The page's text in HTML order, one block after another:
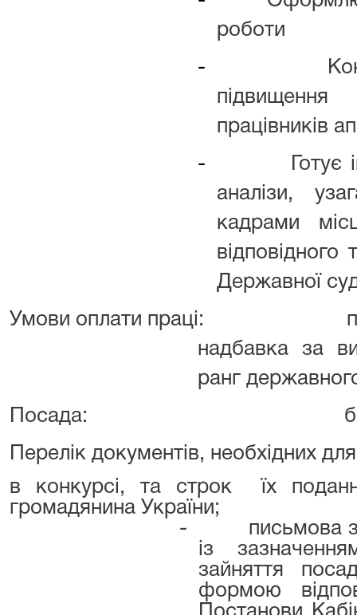
роботи
-
підвищення
працівників
-
аналізи,
кадрами
відповідного
Державної
Умови оплати праці:
надбавка за
ранг
Посада:
Перелік документів, необхідних
в конкурсі, та строк
їх
громадянина України;
-
письмова
із
зайняття
формою